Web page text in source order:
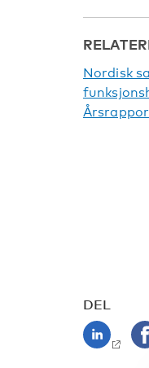
Nordisk
DEL